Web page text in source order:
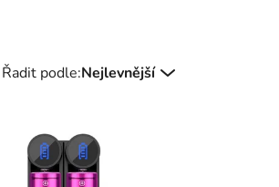
Řadit podle:Nejlevnější